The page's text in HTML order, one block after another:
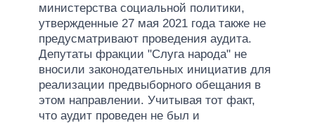
министерства социальной политики,
утвержденные 27 мая 2021 года также не
предусматривают проведения аудита.
Депутаты фракции "Слуга народа" не
вносили законодательных инициатив для
реализации предвыборного обещания в
этом направлении. Учитывая тот факт,
что аудит проведен не был и